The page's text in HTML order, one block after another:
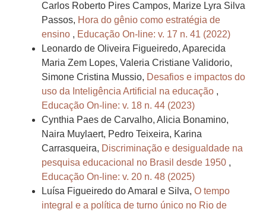
Carlos Roberto Pires Campos, Marize Lyra Silva
Passos, Hora do gênio como estratégia de
ensino , Educação On-line: v. 17 n. 41 (2022)
Leonardo de Oliveira Figueiredo, Aparecida
Maria Zem Lopes, Valeria Cristiane Validorio,
Simone Cristina Mussio, Desafios e impactos do
uso da Inteligência Artificial na educação ,
Educação On-line: v. 18 n. 44 (2023)
Cynthia Paes de Carvalho, Alicia Bonamino,
Naira Muylaert, Pedro Teixeira, Karina
Carrasqueira, Discriminação e desigualdade na
pesquisa educacional no Brasil desde 1950 ,
Educação On-line: v. 20 n. 48 (2025)
Luísa Figueiredo do Amaral e Silva, O tempo
integral e a política de turno único no Rio de